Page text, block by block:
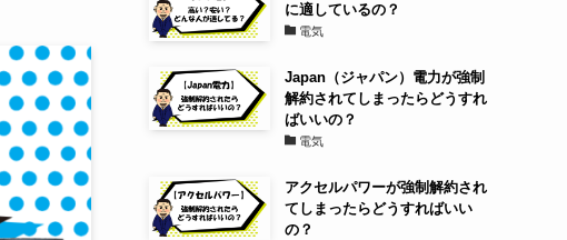
に適しているの？
電気
Japan（ジャパン）電力が強制
解約されてしまったらどうすれ
ばいいの？
電気
アクセルパワーが強制解約され
てしまったらどうすればいい
の？